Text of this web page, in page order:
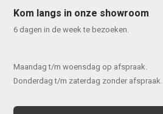
Kom langs in onze showroom
6 dagen in de week te bezoeken.
Maandag t/m woensdag op afspraak.
Donderdag t/m zaterdag zonder afspraak.